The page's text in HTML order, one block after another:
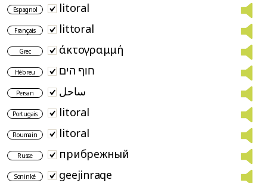
Espagnol litoral
Français littoral
Grec άκτογραμμή
Hébreu חוף הים
Persan ساحل
Portugais litoral
Roumain litoral
Russe прибрежный
Soninké geejinraqe